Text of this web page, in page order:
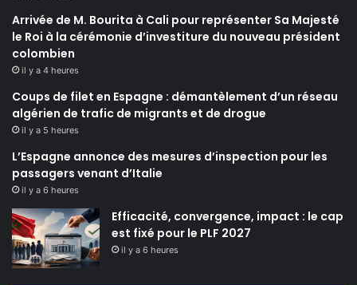
Arrivée de M. Bourita à Cali pour représenter Sa Majesté
le Roi à la cérémonie d’investiture du nouveau président
colombien
il y a 4 heures
Coups de filet en Espagne : démantèlement d’un réseau
algérien de trafic de migrants et de drogue
il y a 5 heures
L’Espagne annonce des mesures d’inspection pour les
passagers venant d’Italie
il y a 6 heures
Efficacité, convergence, impact : le cap
est fixé pour le PLF 2027
il y a 6 heures